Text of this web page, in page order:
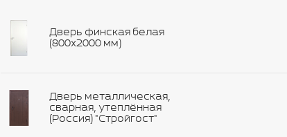
Дверь финская белая
(800х2000 мм)
Дверь металлическая,
сварная, утеплённая
(Россия) "Стройгост"